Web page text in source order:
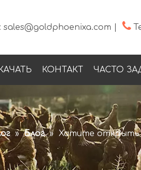
sales@goldphoenixa.com 
КОНТАКТ ЧАСТО
» Блог » Хотите открыть